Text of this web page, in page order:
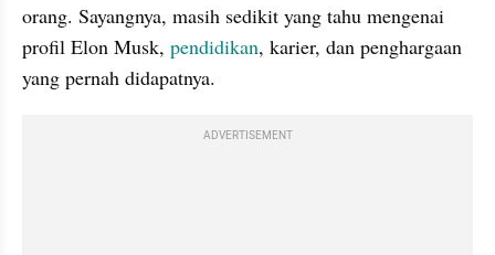
orang. Sayangnya, masih sedikit yang tahu mengenai
profil Elon Musk, pendidikan, karier, dan penghargaan
yang pernah didapatnya.
ADVERTISEMENT